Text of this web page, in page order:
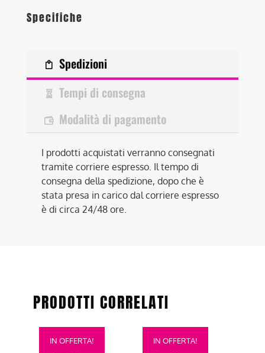
Specifiche
Spedizioni
Tempi di consegna
Modalità di pagamento
I prodotti acquistati verranno consegnati
tramite corriere espresso. Il tempo di
consegna della spedizione, dopo che è
stata presa in carico dal corriere espresso
è di circa 24/48 ore.
PRODOTTI CORRELATI
IN OFFERTA!
Questo
prodotto
IN OFFERTA!
Questo
prodotto